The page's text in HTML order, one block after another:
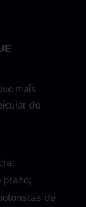
mais
do
prazo;
de